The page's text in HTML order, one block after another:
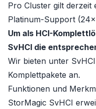
Pro Cluster gilt derzeit
Platinum-Support
Um als HCI-
SvHCI die
Wir bieten unter
Komplettpakete an.
Funktionen und
StorMagic SvHCI